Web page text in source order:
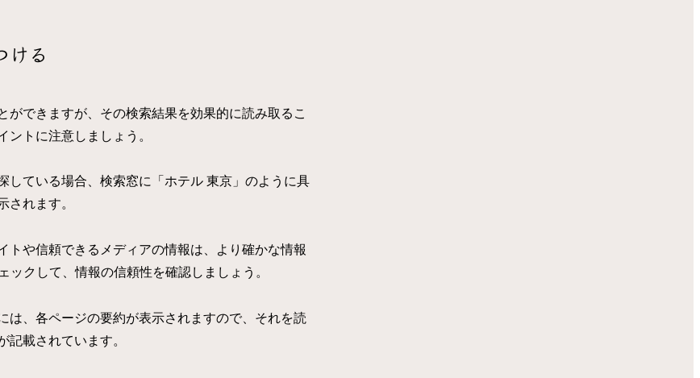
ける
できますが、その検索結果を効果的に読み取るこ
トに注意しましょう。
している場合、検索窓に「ホテル 東京」のように具
されます。
や信頼できるメディアの情報は、より確かな情報
クして、情報の信頼性を確認しましょう。
は、各ページの要約が表示されますので、それを読
載されています。